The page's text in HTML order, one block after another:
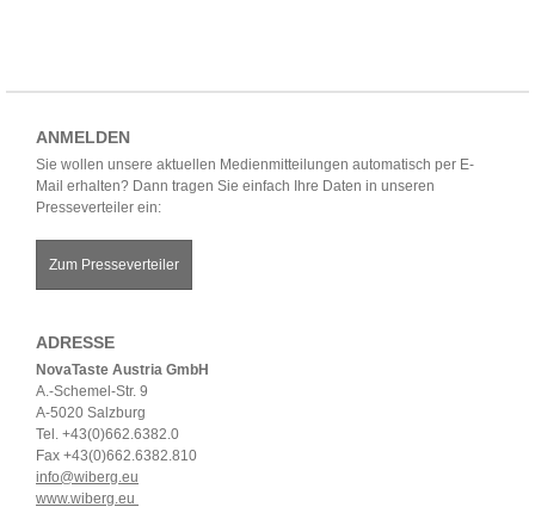
ANMELDEN
Sie wollen unsere aktuellen Medienmitteilungen automatisch per E-
Mail erhalten? Dann tragen Sie einfach Ihre Daten in unseren
Presseverteiler ein:
Zum Presseverteiler
ADRESSE
NovaTaste Austria GmbH
A.-Schemel-Str. 9
A-5020 Salzburg
Tel. +43(0)662.6382.0
Fax +43(0)662.6382.810
info@wiberg.eu
www.wiberg.eu